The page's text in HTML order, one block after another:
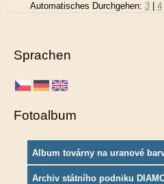
Automatisches Durchgehen: 3| 4|
Sprachen
Fotoalbum
Album továrny na uranové
Archiv státního podniku